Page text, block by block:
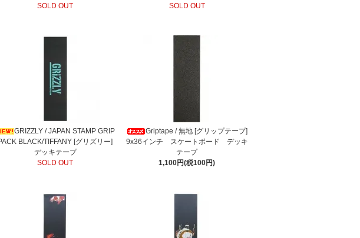
SOLD OUT
SOLD OUT
GRIZZLY / JAPAN STAMP GRIP
BLACK/TIFFANY [グリズリー]
デッキテープ
SOLD OUT
Griptape / 無地 [グリップテープ]
9x36インチ スケートボード デッキ
テープ
1,100円(税100円)